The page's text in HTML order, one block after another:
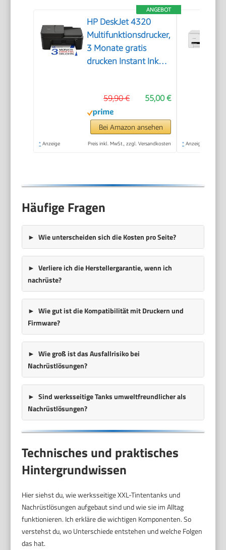
ANGEBOT
HP DeskJet 4320
Multifunktionsdrucker,
3 Monate gratis
drucken Instant Ink
WLAN, Automatischer
Vorlageneinzug,
Tinte: 308/308e
55,00 €
59,90 €
Bei Amazon ansehen
* Anzeige Preis inkl. MwSt., zzgl. Versandkosten * Anzeige
Häufige Fragen
Wie unterscheiden sich die Kosten pro Seite?
Verliere ich die Herstellergarantie, wenn ich
nachrüste?
Wie gut ist die Kompatibilität mit Druckern und
Firmware?
Wie groß ist das Ausfallrisiko bei
Nachrüstlösungen?
Sind werksseitige Tanks umweltfreundlicher als
Nachrüstlösungen?
Technisches und praktisches
Hintergrundwissen
Hier siehst du, wie werksseitige XXL-Tintentanks und
Nachrüstlösungen aufgebaut sind und wie sie im Alltag
funktionieren. Ich erkläre die wichtigen Komponenten. So
verstehst du, wo Unterschiede entstehen und welche Folgen
das hat.